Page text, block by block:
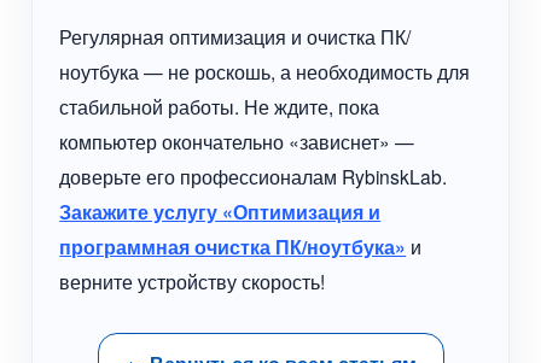
Регулярная оптимизация и очистка ПК/
ноутбука — не роскошь, а необходимость для
стабильной работы. Не ждите, пока
компьютер окончательно «зависнет» —
доверьте его профессионалам RybinskLab.
Закажите услугу «Оптимизация и
программная очистка ПК/ноутбука» и
верните устройству скорость!